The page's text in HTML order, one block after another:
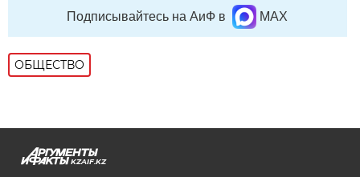
Подписывайтесь на АиФ в MAX
ОБЩЕСТВО
KZAIF.KZ